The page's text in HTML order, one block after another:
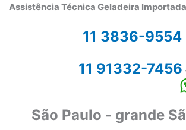
Assistência Técnica Geladeira
11 3836-9554|
11 91332-7456
São Paulo - grande